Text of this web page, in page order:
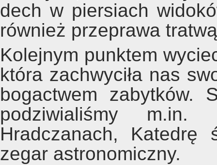
dech w piersiach
również przeprawa
Kolejnym punktem
która zachwyciła nas
bogactwem zabytków.
podziwialiśmy
Hradczanach, Katedrę
zegar astronomiczny.